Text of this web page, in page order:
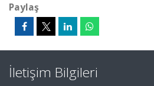
Paylaş
İletişim Bilgileri